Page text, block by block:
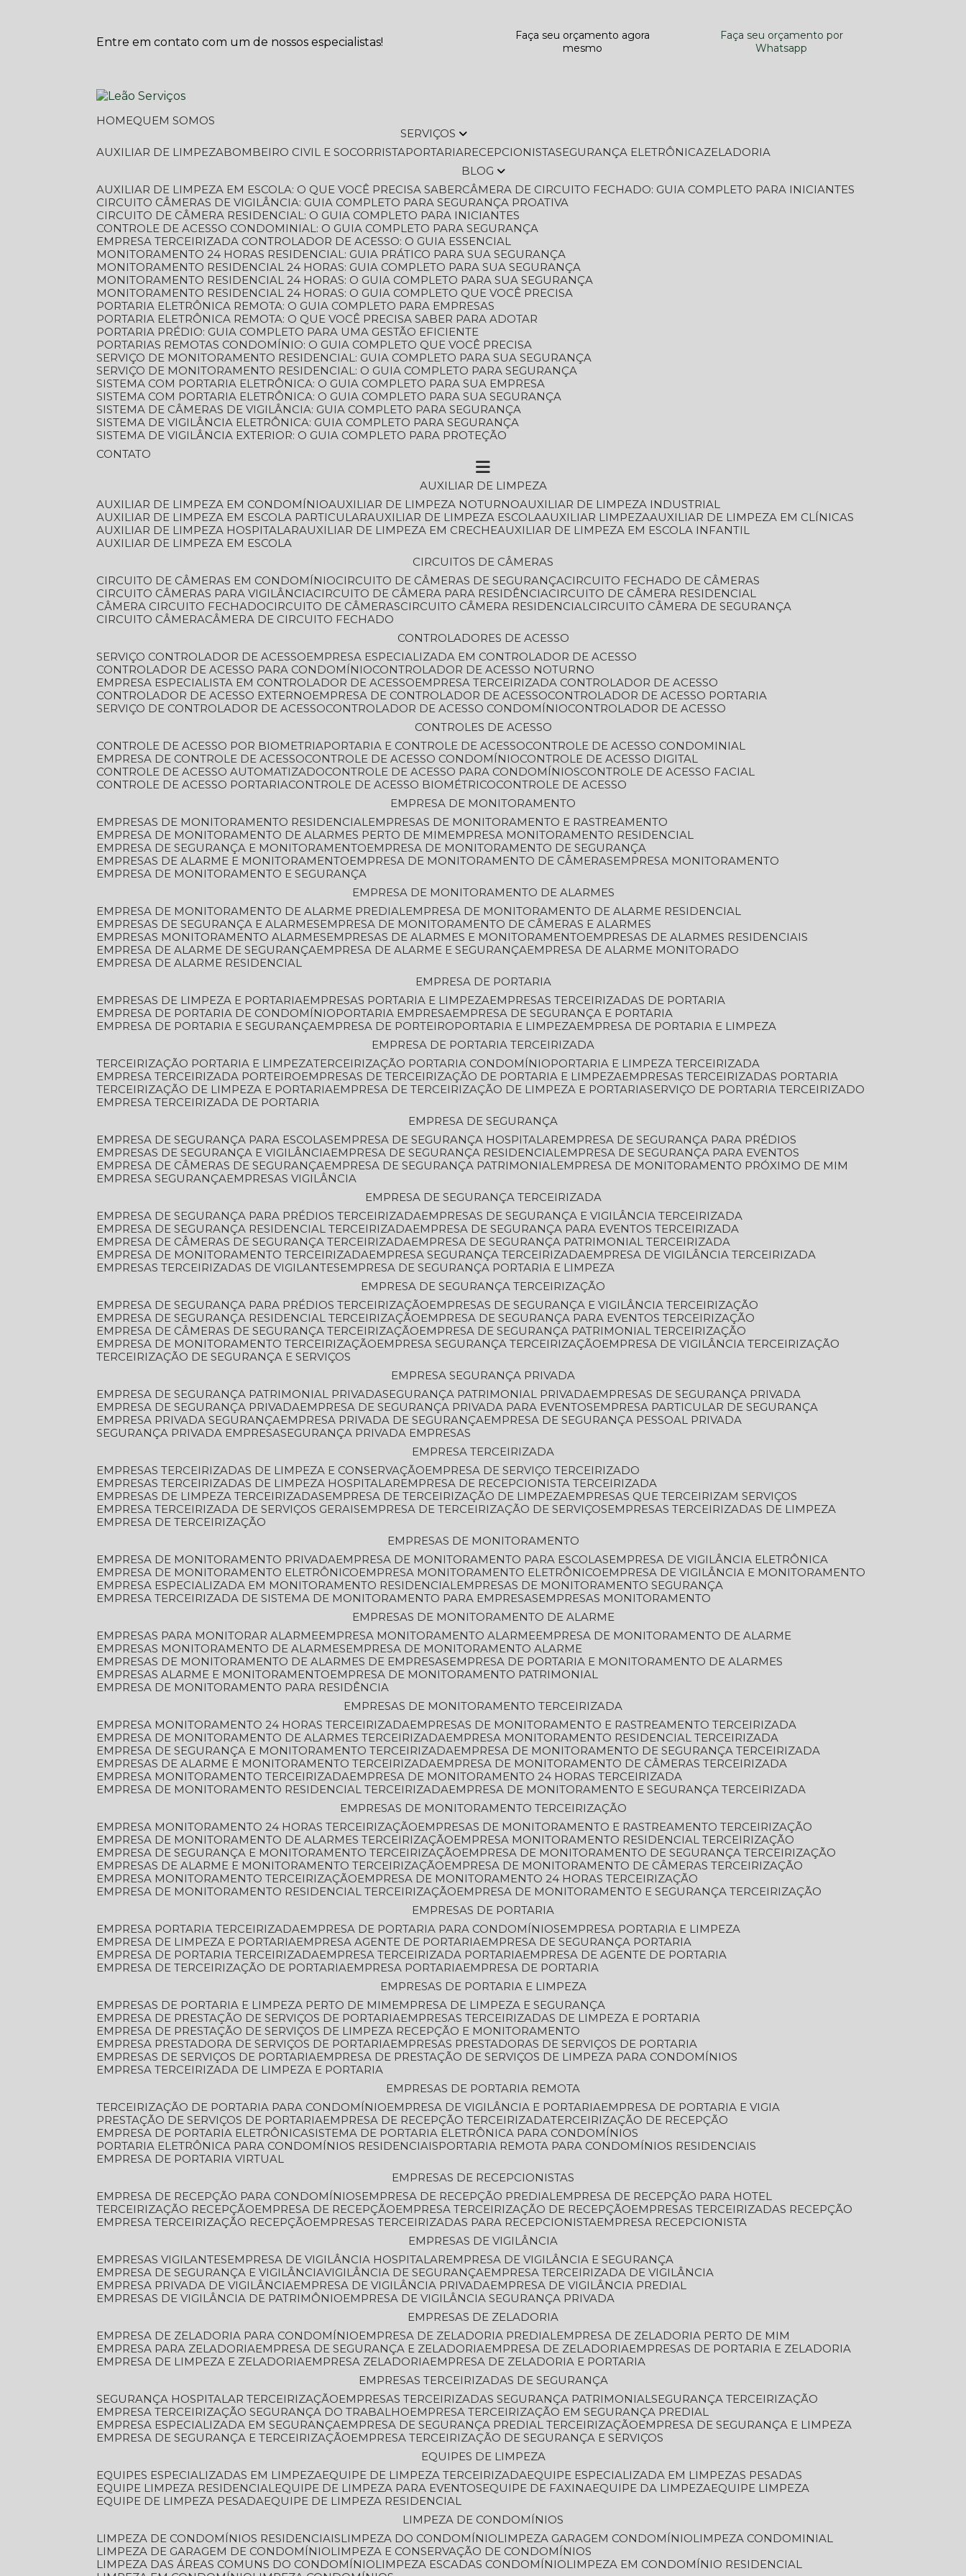
Entre em contato com um de nossos especialistas!
Faça seu orçamento agora
mesmo
Faça seu orçamento por
Whatsapp
HOME
QUEM SOMOS
SERVIÇOS
AUXILIAR DE LIMPEZA
BOMBEIRO CIVIL E SOCORRISTA PORTARIA RECEPCIONISTA SEGURANÇA ELETRÔNICA
ZELADORIA
BLOG
AUXILIAR DE LIMPEZA EM ESCOLA: O QUE VOCÊ PRECISA SABER
CÂMERA DE CIRCUITO FECHADO: GUIA COMPLETO PARA INICIANTES
CIRCUITO CÂMERAS DE VIGILÂNCIA: GUIA COMPLETO PARA SEGURANÇA PROATIVA
CIRCUITO DE CÂMERA RESIDENCIAL: O GUIA COMPLETO PARA INICIANTES
CONTROLE DE ACESSO CONDOMINIAL: O GUIA COMPLETO PARA SEGURANÇA
EMPRESA TERCEIRIZADA CONTROLADOR DE ACESSO: O GUIA ESSENCIAL
MONITORAMENTO 24 HORAS RESIDENCIAL: GUIA PRÁTICO PARA SUA SEGURANÇA
MONITORAMENTO RESIDENCIAL 24 HORAS: GUIA COMPLETO PARA SUA SEGURANÇA
MONITORAMENTO RESIDENCIAL 24 HORAS: O GUIA COMPLETO PARA SUA SEGURANÇA
MONITORAMENTO RESIDENCIAL 24 HORAS: O GUIA COMPLETO QUE VOCÊ PRECISA
PORTARIA ELETRÔNICA REMOTA: O GUIA COMPLETO PARA EMPRESAS
PORTARIA ELETRÔNICA REMOTA: O QUE VOCÊ PRECISA SABER PARA ADOTAR
PORTARIA PRÉDIO: GUIA COMPLETO PARA UMA GESTÃO EFICIENTE
PORTARIAS REMOTAS CONDOMÍNIO: O GUIA COMPLETO QUE VOCÊ PRECISA
SERVIÇO DE MONITORAMENTO RESIDENCIAL: GUIA COMPLETO PARA SUA SEGURANÇA
SERVIÇO DE MONITORAMENTO RESIDENCIAL: O GUIA COMPLETO PARA SEGURANÇA
SISTEMA COM PORTARIA ELETRÔNICA: O GUIA COMPLETO PARA SUA EMPRESA
SISTEMA COM PORTARIA ELETRÔNICA: O GUIA COMPLETO PARA SUA SEGURANÇA
SISTEMA DE CÂMERAS DE VIGILÂNCIA: GUIA COMPLETO PARA SEGURANÇA
SISTEMA DE VIGILÂNCIA ELETRÔNICA: GUIA COMPLETO PARA SEGURANÇA
SISTEMA DE VIGILÂNCIA EXTERIOR: O GUIA COMPLETO PARA PROTEÇÃO
CONTATO
AUXILIAR DE LIMPEZA
AUXILIAR DE LIMPEZA EM CONDOMÍNIO
AUXILIAR DE LIMPEZA NOTURNO
AUXILIAR DE LIMPEZA INDUSTRIAL
AUXILIAR DE LIMPEZA EM ESCOLA PARTICULAR
AUXILIAR DE LIMPEZA ESCOLA AUXILIAR LIMPEZA
AUXILIAR DE LIMPEZA EM CLÍNICAS
AUXILIAR DE LIMPEZA HOSPITALAR
AUXILIAR DE LIMPEZA EM CRECHE
AUXILIAR DE LIMPEZA EM ESCOLA INFANTIL
AUXILIAR DE LIMPEZA EM ESCOLA
CIRCUITOS DE CÂMERAS
CIRCUITO DE CÂMERAS EM CONDOMÍNIO
CIRCUITO DE CÂMERAS DE SEGURANÇA
CIRCUITO FECHADO DE CÂMERAS
CIRCUITO CÂMERAS PARA VIGILÂNCIA
CIRCUITO DE CÂMERA PARA RESIDÊNCIA
CIRCUITO DE CÂMERA RESIDENCIAL
CÂMERA CIRCUITO FECHADO
CIRCUITO DE CÂMERAS CIRCUITO CÂMERA RESIDENCIAL
CIRCUITO CÂMERA DE SEGURANÇA
CIRCUITO CÂMERA
CÂMERA DE CIRCUITO FECHADO
CONTROLADORES DE ACESSO
SERVIÇO CONTROLADOR DE ACESSO
EMPRESA ESPECIALIZADA EM CONTROLADOR DE ACESSO
CONTROLADOR DE ACESSO PARA CONDOMÍNIO
CONTROLADOR DE ACESSO NOTURNO
EMPRESA ESPECIALISTA EM CONTROLADOR DE ACESSO
EMPRESA TERCEIRIZADA CONTROLADOR DE ACESSO
CONTROLADOR DE ACESSO EXTERNO
EMPRESA DE CONTROLADOR DE ACESSO
CONTROLADOR DE ACESSO PORTARIA
SERVIÇO DE CONTROLADOR DE ACESSO
CONTROLADOR DE ACESSO CONDOMÍNIO
CONTROLADOR DE ACESSO
CONTROLES DE ACESSO
CONTROLE DE ACESSO POR BIOMETRIA
PORTARIA E CONTROLE DE ACESSO
CONTROLE DE ACESSO CONDOMINIAL
EMPRESA DE CONTROLE DE ACESSO
CONTROLE DE ACESSO CONDOMÍNIO
CONTROLE DE ACESSO DIGITAL
CONTROLE DE ACESSO AUTOMATIZADO
CONTROLE DE ACESSO PARA CONDOMÍNIOS
CONTROLE DE ACESSO FACIAL
CONTROLE DE ACESSO PORTARIA CONTROLE DE ACESSO BIOMÉTRICO
CONTROLE DE ACESSO
EMPRESA DE MONITORAMENTO
EMPRESAS DE MONITORAMENTO RESIDENCIAL
EMPRESAS DE MONITORAMENTO E RASTREAMENTO
EMPRESA DE MONITORAMENTO DE ALARMES PERTO DE MIM
EMPRESA MONITORAMENTO RESIDENCIAL
EMPRESA DE SEGURANÇA E MONITORAMENTO
EMPRESA DE MONITORAMENTO DE SEGURANÇA
EMPRESAS DE ALARME E MONITORAMENTO
EMPRESA DE MONITORAMENTO DE CÂMERAS
EMPRESA MONITORAMENTO
EMPRESA DE MONITORAMENTO E SEGURANÇA
EMPRESA DE MONITORAMENTO DE ALARMES
EMPRESA DE MONITORAMENTO DE ALARME PREDIAL
EMPRESA DE MONITORAMENTO DE ALARME RESIDENCIAL
EMPRESAS DE SEGURANÇA E ALARMES
EMPRESA DE MONITORAMENTO DE CÂMERAS E ALARMES
EMPRESAS MONITORAMENTO ALARMES
EMPRESAS DE ALARMES E MONITORAMENTO
EMPRESAS DE ALARMES RESIDENCIAIS
EMPRESA DE ALARME DE SEGURANÇA
EMPRESA DE ALARME E SEGURANÇA
EMPRESA DE ALARME MONITORADO
EMPRESA DE ALARME RESIDENCIAL
EMPRESA DE PORTARIA
EMPRESAS DE LIMPEZA E PORTARIA
EMPRESAS PORTARIA E LIMPEZA
EMPRESAS TERCEIRIZADAS DE PORTARIA
EMPRESA DE PORTARIA DE CONDOMÍNIO
PORTARIA EMPRESA
EMPRESA DE SEGURANÇA E PORTARIA
EMPRESA DE PORTARIA E SEGURANÇA
EMPRESA DE PORTEIRO PORTARIA E LIMPEZA
EMPRESA DE PORTARIA E LIMPEZA
EMPRESA DE PORTARIA TERCEIRIZADA
TERCEIRIZAÇÃO PORTARIA E LIMPEZA TERCEIRIZAÇÃO PORTARIA CONDOMÍNIO
PORTARIA E LIMPEZA TERCEIRIZADA
EMPRESA TERCEIRIZADA PORTEIRO
EMPRESAS DE TERCEIRIZAÇÃO DE PORTARIA E LIMPEZA
EMPRESAS TERCEIRIZADAS PORTARIA
TERCEIRIZAÇÃO DE LIMPEZA E PORTARIA
EMPRESA DE TERCEIRIZAÇÃO DE LIMPEZA E PORTARIA SERVIÇO DE PORTARIA TERCEIRIZADO
EMPRESA TERCEIRIZADA DE PORTARIA
EMPRESA DE SEGURANÇA
EMPRESA DE SEGURANÇA PARA ESCOLAS
EMPRESA DE SEGURANÇA HOSPITALAR
EMPRESA DE SEGURANÇA PARA PRÉDIOS
EMPRESAS DE SEGURANÇA E VIGILÂNCIA
EMPRESA DE SEGURANÇA RESIDENCIAL
EMPRESA DE SEGURANÇA PARA EVENTOS
EMPRESA DE CÂMERAS DE SEGURANÇA
EMPRESA DE SEGURANÇA PATRIMONIAL
EMPRESA DE MONITORAMENTO PRÓXIMO DE MIM
EMPRESA SEGURANÇA
EMPRESAS VIGILÂNCIA
EMPRESA DE SEGURANÇA TERCEIRIZADA
EMPRESA DE SEGURANÇA PARA PRÉDIOS TERCEIRIZADA
EMPRESAS DE SEGURANÇA E VIGILÂNCIA TERCEIRIZADA
EMPRESA DE SEGURANÇA RESIDENCIAL TERCEIRIZADA
EMPRESA DE SEGURANÇA PARA EVENTOS TERCEIRIZADA
EMPRESA DE CÂMERAS DE SEGURANÇA TERCEIRIZADA
EMPRESA DE SEGURANÇA PATRIMONIAL TERCEIRIZADA
EMPRESA DE MONITORAMENTO TERCEIRIZADA
EMPRESA SEGURANÇA TERCEIRIZADA
EMPRESA DE VIGILÂNCIA TERCEIRIZADA
EMPRESAS TERCEIRIZADAS DE VIGILANTES
EMPRESA DE SEGURANÇA PORTARIA E LIMPEZA
EMPRESA DE SEGURANÇA TERCEIRIZAÇÃO
EMPRESA DE SEGURANÇA PARA PRÉDIOS TERCEIRIZAÇÃO
EMPRESAS DE SEGURANÇA E VIGILÂNCIA TERCEIRIZAÇÃO
EMPRESA DE SEGURANÇA RESIDENCIAL TERCEIRIZAÇÃO
EMPRESA DE SEGURANÇA PARA EVENTOS TERCEIRIZAÇÃO
EMPRESA DE CÂMERAS DE SEGURANÇA TERCEIRIZAÇÃO
EMPRESA DE SEGURANÇA PATRIMONIAL TERCEIRIZAÇÃO
EMPRESA DE MONITORAMENTO TERCEIRIZAÇÃO
EMPRESA SEGURANÇA TERCEIRIZAÇÃO
EMPRESA DE VIGILÂNCIA TERCEIRIZAÇÃO
TERCEIRIZAÇÃO DE SEGURANÇA E SERVIÇOS
EMPRESA SEGURANÇA PRIVADA
EMPRESA DE SEGURANÇA PATRIMONIAL PRIVADA SEGURANÇA PATRIMONIAL PRIVADA
EMPRESAS DE SEGURANÇA PRIVADA
EMPRESA DE SEGURANÇA PRIVADA
EMPRESA DE SEGURANÇA PRIVADA PARA EVENTOS
EMPRESA PARTICULAR DE SEGURANÇA
EMPRESA PRIVADA SEGURANÇA
EMPRESA PRIVADA DE SEGURANÇA
EMPRESA DE SEGURANÇA PESSOAL PRIVADA
SEGURANÇA PRIVADA EMPRESA SEGURANÇA PRIVADA EMPRESAS
EMPRESA TERCEIRIZADA
EMPRESAS TERCEIRIZADAS DE LIMPEZA E CONSERVAÇÃO
EMPRESA DE SERVIÇO TERCEIRIZADO
EMPRESAS TERCEIRIZADAS DE LIMPEZA HOSPITALAR
EMPRESA DE RECEPCIONISTA TERCEIRIZADA
EMPRESAS DE LIMPEZA TERCEIRIZADAS
EMPRESA DE TERCEIRIZAÇÃO DE LIMPEZA
EMPRESAS QUE TERCEIRIZAM SERVIÇOS
EMPRESA TERCEIRIZADA DE SERVIÇOS GERAIS
EMPRESA DE TERCEIRIZAÇÃO DE SERVIÇOS
EMPRESAS TERCEIRIZADAS DE LIMPEZA
EMPRESA DE TERCEIRIZAÇÃO
EMPRESAS DE MONITORAMENTO
EMPRESA DE MONITORAMENTO PRIVADA
EMPRESA DE MONITORAMENTO PARA ESCOLAS
EMPRESA DE VIGILÂNCIA ELETRÔNICA
EMPRESA DE MONITORAMENTO ELETRÔNICO
EMPRESA MONITORAMENTO ELETRÔNICO
EMPRESA DE VIGILÂNCIA E MONITORAMENTO
EMPRESA ESPECIALIZADA EM MONITORAMENTO RESIDENCIAL
EMPRESAS DE MONITORAMENTO SEGURANÇA
EMPRESA TERCEIRIZADA DE SISTEMA DE MONITORAMENTO PARA EMPRESAS
EMPRESAS MONITORAMENTO
EMPRESAS DE MONITORAMENTO DE ALARME
EMPRESAS PARA MONITORAR ALARME
EMPRESA MONITORAMENTO ALARME
EMPRESA DE MONITORAMENTO DE ALARME
EMPRESAS MONITORAMENTO DE ALARMES
EMPRESA DE MONITORAMENTO ALARME
EMPRESAS DE MONITORAMENTO DE ALARMES DE EMPRESAS
EMPRESA DE PORTARIA E MONITORAMENTO DE ALARMES
EMPRESAS ALARME E MONITORAMENTO
EMPRESA DE MONITORAMENTO PATRIMONIAL
EMPRESA DE MONITORAMENTO PARA RESIDÊNCIA
EMPRESAS DE MONITORAMENTO TERCEIRIZADA
EMPRESA MONITORAMENTO 24 HORAS TERCEIRIZADA
EMPRESAS DE MONITORAMENTO E RASTREAMENTO TERCEIRIZADA
EMPRESA DE MONITORAMENTO DE ALARMES TERCEIRIZADA
EMPRESA MONITORAMENTO RESIDENCIAL TERCEIRIZADA
EMPRESA DE SEGURANÇA E MONITORAMENTO TERCEIRIZADA
EMPRESA DE MONITORAMENTO DE SEGURANÇA TERCEIRIZADA
EMPRESAS DE ALARME E MONITORAMENTO TERCEIRIZADA
EMPRESA DE MONITORAMENTO DE CÂMERAS TERCEIRIZADA
EMPRESA MONITORAMENTO TERCEIRIZADA
EMPRESA DE MONITORAMENTO 24 HORAS TERCEIRIZADA
EMPRESA DE MONITORAMENTO RESIDENCIAL TERCEIRIZADA
EMPRESA DE MONITORAMENTO E SEGURANÇA TERCEIRIZADA
EMPRESAS DE MONITORAMENTO TERCEIRIZAÇÃO
EMPRESA MONITORAMENTO 24 HORAS TERCEIRIZAÇÃO
EMPRESAS DE MONITORAMENTO E RASTREAMENTO TERCEIRIZAÇÃO
EMPRESA DE MONITORAMENTO DE ALARMES TERCEIRIZAÇÃO
EMPRESA MONITORAMENTO RESIDENCIAL TERCEIRIZAÇÃO
EMPRESA DE SEGURANÇA E MONITORAMENTO TERCEIRIZAÇÃO
EMPRESA DE MONITORAMENTO DE SEGURANÇA TERCEIRIZAÇÃO
EMPRESAS DE ALARME E MONITORAMENTO TERCEIRIZAÇÃO
EMPRESA DE MONITORAMENTO DE CÂMERAS TERCEIRIZAÇÃO
EMPRESA MONITORAMENTO TERCEIRIZAÇÃO
EMPRESA DE MONITORAMENTO 24 HORAS TERCEIRIZAÇÃO
EMPRESA DE MONITORAMENTO RESIDENCIAL TERCEIRIZAÇÃO
EMPRESA DE MONITORAMENTO E SEGURANÇA TERCEIRIZAÇÃO
EMPRESAS DE PORTARIA
EMPRESA PORTARIA TERCEIRIZADA
EMPRESA DE PORTARIA PARA CONDOMÍNIOS
EMPRESA PORTARIA E LIMPEZA
EMPRESA DE LIMPEZA E PORTARIA
EMPRESA AGENTE DE PORTARIA
EMPRESA DE SEGURANÇA PORTARIA
EMPRESA DE PORTARIA TERCEIRIZADA
EMPRESA TERCEIRIZADA PORTARIA
EMPRESA DE AGENTE DE PORTARIA
EMPRESA DE TERCEIRIZAÇÃO DE PORTARIA
EMPRESA PORTARIA
EMPRESA DE PORTARIA
EMPRESAS DE PORTARIA E LIMPEZA
EMPRESAS DE PORTARIA E LIMPEZA PERTO DE MIM
EMPRESA DE LIMPEZA E SEGURANÇA
EMPRESA DE PRESTAÇÃO DE SERVIÇOS DE PORTARIA
EMPRESAS TERCEIRIZADAS DE LIMPEZA E PORTARIA
EMPRESA DE PRESTAÇÃO DE SERVIÇOS DE LIMPEZA RECEPÇÃO E MONITORAMENTO
EMPRESA PRESTADORA DE SERVIÇOS DE PORTARIA
EMPRESAS PRESTADORAS DE SERVIÇOS DE PORTARIA
EMPRESAS DE SERVIÇOS DE PORTARIA
EMPRESA DE PRESTAÇÃO DE SERVIÇOS DE LIMPEZA PARA CONDOMÍNIOS
EMPRESA TERCEIRIZADA DE LIMPEZA E PORTARIA
EMPRESAS DE PORTARIA REMOTA
TERCEIRIZAÇÃO DE PORTARIA PARA CONDOMÍNIO
EMPRESA DE VIGILÂNCIA E PORTARIA
EMPRESA DE PORTARIA E VIGIA
PRESTAÇÃO DE SERVIÇOS DE PORTARIA
EMPRESA DE RECEPÇÃO TERCEIRIZADA TERCEIRIZAÇÃO DE RECEPÇÃO
EMPRESA DE PORTARIA ELETRÔNICA SISTEMA DE PORTARIA ELETRÔNICA PARA CONDOMÍNIOS
PORTARIA ELETRÔNICA PARA CONDOMÍNIOS RESIDENCIAIS
PORTARIA REMOTA PARA CONDOMÍNIOS RESIDENCIAIS
EMPRESA DE PORTARIA VIRTUAL
EMPRESAS DE RECEPCIONISTAS
EMPRESA DE RECEPÇÃO PARA CONDOMÍNIOS
EMPRESA DE RECEPÇÃO PREDIAL
EMPRESA DE RECEPÇÃO PARA HOTEL
TERCEIRIZAÇÃO RECEPÇÃO
EMPRESA DE RECEPÇÃO EMPRESA TERCEIRIZAÇÃO DE RECEPÇÃO
EMPRESAS TERCEIRIZADAS RECEPÇÃO
EMPRESA TERCEIRIZAÇÃO RECEPÇÃO
EMPRESAS TERCEIRIZADAS PARA RECEPCIONISTA
EMPRESA RECEPCIONISTA
EMPRESAS DE VIGILÂNCIA
EMPRESAS VIGILANTES
EMPRESA DE VIGILÂNCIA HOSPITALAR
EMPRESA DE VIGILÂNCIA E SEGURANÇA
EMPRESA DE SEGURANÇA E VIGILÂNCIA VIGILÂNCIA DE SEGURANÇA
EMPRESA TERCEIRIZADA DE VIGILÂNCIA
EMPRESA PRIVADA DE VIGILÂNCIA
EMPRESA DE VIGILÂNCIA PRIVADA
EMPRESA DE VIGILÂNCIA PREDIAL
EMPRESAS DE VIGILÂNCIA DE PATRIMÔNIO
EMPRESA DE VIGILÂNCIA SEGURANÇA PRIVADA
EMPRESAS DE ZELADORIA
EMPRESA DE ZELADORIA PARA CONDOMÍNIO
EMPRESA DE ZELADORIA PREDIAL
EMPRESA DE ZELADORIA PERTO DE MIM
EMPRESA PARA ZELADORIA
EMPRESA DE SEGURANÇA E ZELADORIA EMPRESA DE ZELADORIA
EMPRESAS DE PORTARIA E ZELADORIA
EMPRESA DE LIMPEZA E ZELADORIA
EMPRESA ZELADORIA
EMPRESA DE ZELADORIA E PORTARIA
EMPRESAS TERCEIRIZADAS DE SEGURANÇA
SEGURANÇA HOSPITALAR TERCEIRIZAÇÃO
EMPRESAS TERCEIRIZADAS SEGURANÇA PATRIMONIAL SEGURANÇA TERCEIRIZAÇÃO
EMPRESA TERCEIRIZAÇÃO SEGURANÇA DO TRABALHO
EMPRESA TERCEIRIZAÇÃO EM SEGURANÇA PREDIAL
EMPRESA ESPECIALIZADA EM SEGURANÇA
EMPRESA DE SEGURANÇA PREDIAL TERCEIRIZAÇÃO
EMPRESA DE SEGURANÇA E LIMPEZA
EMPRESA DE SEGURANÇA E TERCEIRIZAÇÃO
EMPRESA TERCEIRIZAÇÃO DE SEGURANÇA E SERVIÇOS
EQUIPES DE LIMPEZA
EQUIPES ESPECIALIZADAS EM LIMPEZA EQUIPE DE LIMPEZA TERCEIRIZADA EQUIPE ESPECIALIZADA EM LIMPEZAS PESADAS
EQUIPE LIMPEZA RESIDENCIAL EQUIPE DE LIMPEZA PARA EVENTOS EQUIPE DE FAXINA EQUIPE DA LIMPEZA EQUIPE LIMPEZA
EQUIPE DE LIMPEZA PESADA EQUIPE DE LIMPEZA RESIDENCIAL
LIMPEZA DE CONDOMÍNIOS
LIMPEZA DE CONDOMÍNIOS RESIDENCIAIS
LIMPEZA DO CONDOMÍNIO LIMPEZA GARAGEM CONDOMÍNIO
LIMPEZA CONDOMINIAL
LIMPEZA DE GARAGEM DE CONDOMÍNIO
LIMPEZA E CONSERVAÇÃO DE CONDOMÍNIOS
LIMPEZA DAS ÁREAS COMUNS DO CONDOMÍNIO
LIMPEZA ESCADAS CONDOMÍNIO
LIMPEZA EM CONDOMÍNIO RESIDENCIAL